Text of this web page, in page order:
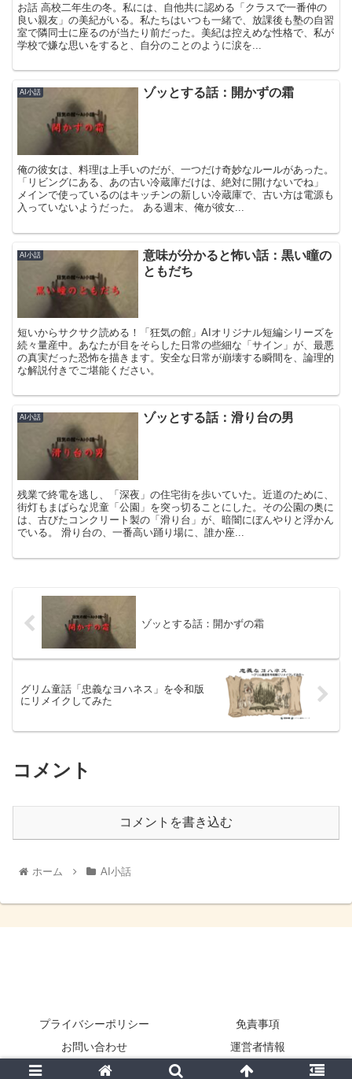
お話 高校二年生の冬。私には、自他共に認める「クラスで一番仲の
良い親友」の美紀がいる。私たちはいつも一緒で、放課後も塾の自習
室で隣同士に座るのが当たり前だった。美紀は控えめな性格で、私が
学校で嫌な思いをすると、自分のことのように涙を...
AI小話 ゾッとする話：開かずの霜
俺の彼女は、料理は上手いのだが、一つだけ奇妙なルールがあった。
「リビングにある、あの古い冷蔵庫だけは、絶対に開けないでね」
メインで使っているのはキッチンの新しい冷蔵庫で、古い方は電源も
入っていないようだった。 ある週末、俺が彼女...
AI小話
意味が分かると怖い話：黒い瞳の
ともだち
短いからサクサク読める！「狂気の館」AIオリジナル短編シリーズを
続々量産中。あなたが目をそらした日常の些細な「サイン」が、最悪
の真実だった恐怖を描きます。安全な日常が崩壊する瞬間を、論理的
な解説付きでご堪能ください。
AI小話 ゾッとする話：滑り台の男
残業で終電を逃し、「深夜」の住宅街を歩いていた。近道のために、
街灯もまばらな児童「公園」を突っ切ることにした。その公園の奥に
は、古びたコンクリート製の「滑り台」が、暗闇にぼんやりと浮かん
でいる。 滑り台の、一番高い踊り場に、誰か座...
ゾッとする話：開かずの霜
グリム童話「忠義なヨハネス」を令和版
にリメイクしてみた
コメント
コメントを書き込む
ホーム AI小話
プライバシーポリシー
免責事項
お問い合わせ
運営者情報
© 2025 狂気の館.